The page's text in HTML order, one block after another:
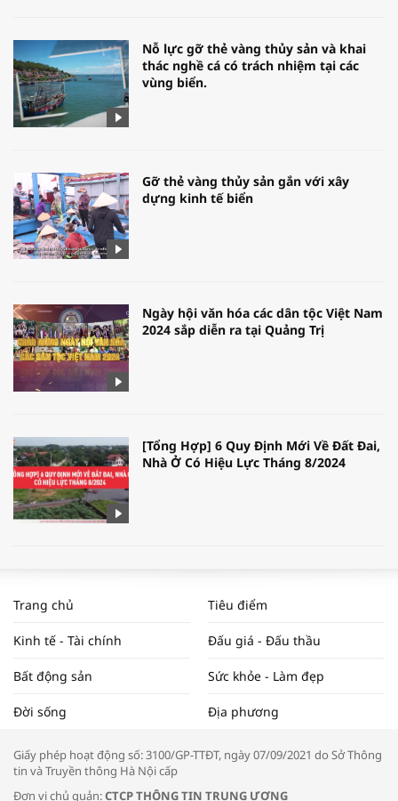
Nỗ lực gỡ thẻ vàng thủy sản và khai
thác nghề cá có trách nhiệm tại các
vùng biển.
Gỡ thẻ vàng thủy sản gắn với xây
dựng kinh tế biển
Ngày hội văn hóa các dân tộc Việt Nam
2024 sắp diễn ra tại Quảng Trị
[Tổng Hợp] 6 Quy Định Mới Về Đất Đai,
Nhà Ở Có Hiệu Lực Tháng 8/2024
NAM NĂM 2024 VÀ NĂM 2025 | NHỊP
ĐẬP THỊ TRƯỜNG #62
Tọa đàm “Xúc tiến thương mại: Khơi
Trang chủ Tiêu điểm
Kinh tế - Tài chính Đấu giá - Đấu thầu
Bất động sản Sức khỏe - Làm đẹp
Đời sống Địa phương
Giấy phép hoạt động số: 3100/GP-TTĐT, ngày 07/09/2021 do Sở Thông
tin và Truyền thông Hà Nội cấp
Đơn vị chủ quản:CTCP THÔNG TIN TRUNG ƯƠNG